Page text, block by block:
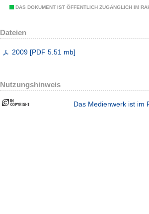
DAS DOKUMENT IST ÖFFENTLICH ZUGÄNGLICH IM
Dateien
2009 [PDF 5.51 mb]
Nutzungshinweis
Das Medienwerk ist im